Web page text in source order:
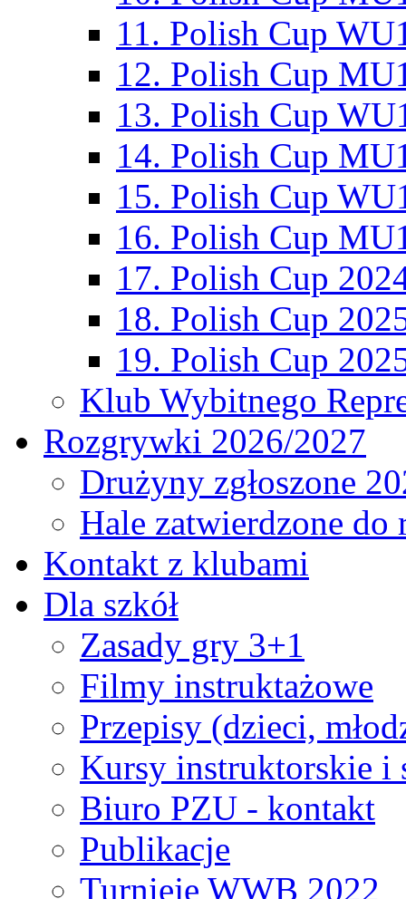
11. Polish Cup
12. Polish Cup
13. Polish Cup
14. Polish Cup
15. Polish Cup
16. Polish Cup
17. Polish Cup
18. Polish Cup
19. Polish Cup
Klub Wybitnego
Rozgrywki 2026/2027
Drużyny zgłoszone
Hale zatwierdzone
Kontakt z klubami
Dla szkół
Zasady gry 3+1
Filmy instruktażowe
Przepisy (dzieci,
Kursy instruktorskie i
Biuro PZU - kontakt
Publikacje
Turnieje WWB 2022